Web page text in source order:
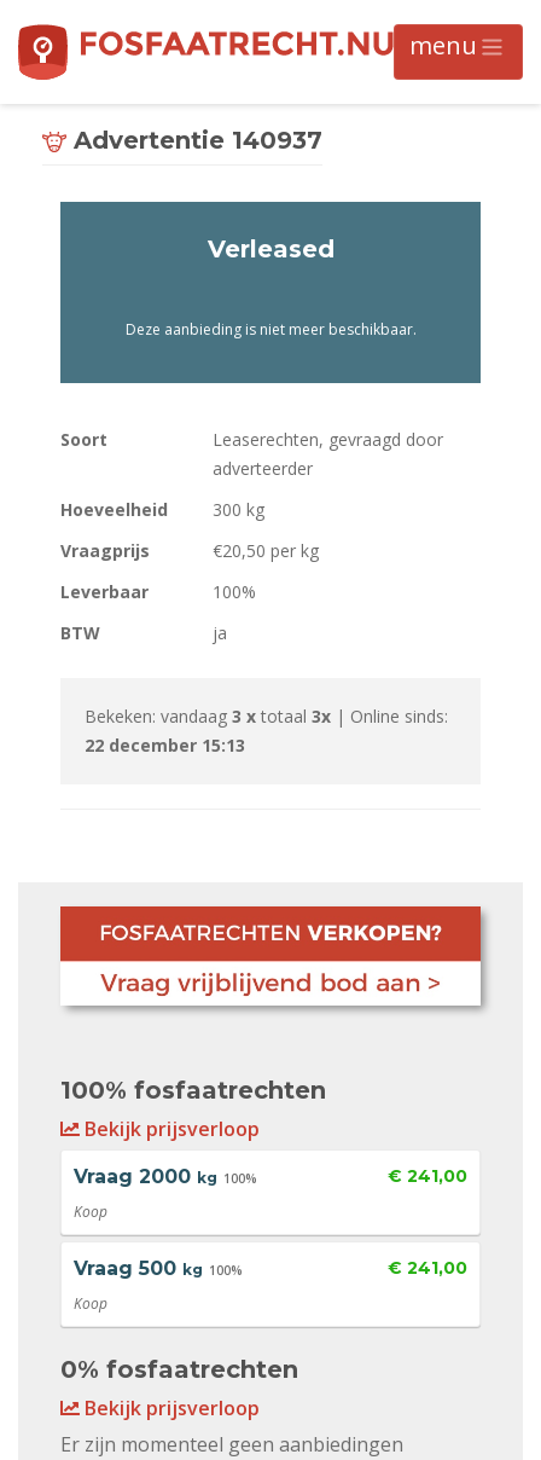
Advertentie 140937
Soort
Leaserechten, gevraagd door
adverteerder
Hoeveelheid
300 kg
Vraagprijs
€20,50 per kg
Leverbaar
100%
BTW
ja
Bekeken: vandaag 3 x totaal 3x | Online sinds:
22 december 15:13
Verleased
Deze aanbieding is niet meer beschikbaar.
100% fosfaatrechten
Bekijk prijsverloop
Vraag 2000 kg 100% € 241,00
Koop
Vraag 500 kg 100% € 241,00
Koop
0% fosfaatrechten
Bekijk prijsverloop
Er zijn momenteel geen aanbiedingen